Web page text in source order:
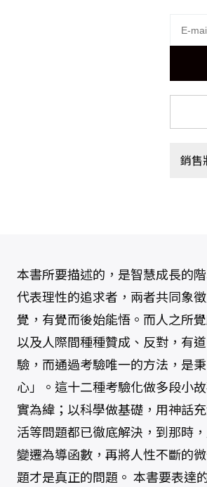
銷售
本書所要描述的，是智慧成長的
代表理性的追求者，兩者共同象
覺，有覺而後始能悟。而人之所
以及人際間種種贊成、反對，有
驗，而通過考驗唯一的方法，是
心」。這十二種考驗化做多段小
實為緯；以科學做基礎，用神話
活等問題都已徹底解決，到那時
變遷為導函數，再將人性不斷的
題才是真正的問題。 本書要表達